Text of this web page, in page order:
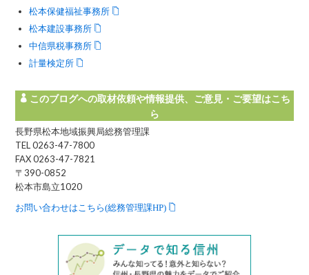
松本保健福祉事務所
松本建設事務所
中信県税事務所
計量検定所
このブログへの取材依頼や情報提供、ご意見・ご要望はこち
ら
長野県松本地域振興局総務管理課
TEL 0263-47-7800
FAX 0263-47-7821
〒390-0852
松本市島立1020
お問い合わせはこちら(総務管理課HP)